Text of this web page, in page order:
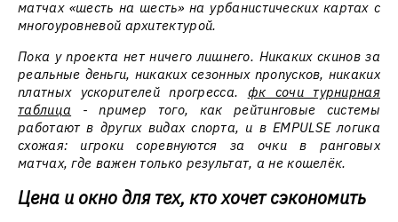
матчах «шесть на шесть» на урбанистических картах с
многоуровневой архитектурой.
Пока у проекта нет ничего лишнего. Никаких скинов за
реальные деньги, никаких сезонных пропусков, никаких
платных ускорителей прогресса. фк сочи турнирная
таблица - пример того, как рейтинговые системы
работают в других видах спорта, и в EMPULSE логика
схожая: игроки соревнуются за очки в ранговых
матчах, где важен только результат, а не кошелёк.
Цена и окно для тех, кто хочет сэкономить